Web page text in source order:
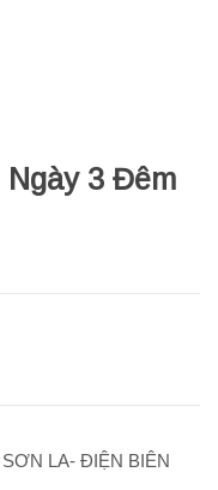
Ngày 3 Đêm
LA- ĐIỆN BIÊN